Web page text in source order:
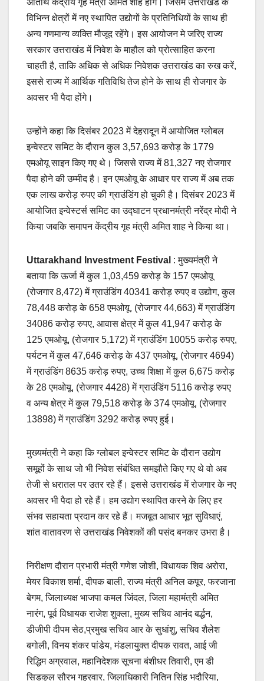
अतिथि केंद्रीय गृह मंत्री अमित शाह होंगे। जिसमें उत्तराखंड के
विभिन्न क्षेत्रों में नए स्थापित उद्योगों के प्रतिनिधियों के साथ ही
अन्य गणमान्य व्यक्ति मौजूद रहेंगे। इस आयोजन मे जरिए राज्य
सरकार उत्तराखंड में निवेश के माहौल को प्रोत्साहित करना
चाहती है, ताकि अधिक से अधिक निवेशक उत्तराखंड का रुख करें,
इससे राज्य में आर्थिक गतिविधि तेज होने के साथ ही रोजगार के
अवसर भी पैदा होंगे।
उन्होंने कहा कि दिसंबर 2023 में देहरादून में आयोजित ग्लोबल
इन्वेस्टर समिट के दौरान कुल 3,57,693 करोड़ के 1779
एमओयू साइन किए गए थे। जिससे राज्य में 81,327 नए रोजगार
पैदा होने की उम्मीद है। इन एमओयू के आधार पर राज्य में अब तक
एक लाख करोड़ रुपए की ग्राउंडिंग हो चुकी है। दिसंबर 2023 में
आयोजित इन्वेस्टर्स समिट का उद्घाटन प्रधानमंत्री नरेंद्र मोदी ने
किया जबकि समापन केंद्रीय गृह मंत्री अमित शाह ने किया था।
Uttarakhand Investment Festival : मुख्यमंत्री ने
बताया कि ऊर्जा में कुल 1,03,459 करोड़ के 157 एमओयू
(रोजगार 8,472) में ग्राउंडिंग 40341 करोड़ रुपए व उद्योग, कुल
78,448 करोड़ के 658 एमओयू, (रोजगार 44,663) में ग्राउंडिंग
34086 करोड़ रुपए, आवास क्षेत्र में कुल 41,947 करोड़ के
125 एमओयू, (रोजगार 5,172) में ग्राउंडिंग 10055 करोड़ रुपए,
पर्यटन में कुल 47,646 करोड़ के 437 एमओयू, (रोजगार 4694)
में ग्राउंडिंग 8635 करोड़ रुपए, उच्च शिक्षा में कुल 6,675 करोड़
के 28 एमओयू, (रोजगार 4428) में ग्राउंडिंग 5116 करोड़ रुपए
व अन्य क्षेत्र में कुल 79,518 करोड़ के 374 एमओयू, (रोजगार
13898) में ग्राउंडिंग 3292 करोड़ रुपए हुई।
मुख्यमंत्री ने कहा कि ग्लोबल इन्वेस्टर समिट के दौरान उद्योग
समूहों के साथ जो भी निवेश संबंधित समझौते किए गए थे वो अब
तेजी से धरातल पर उतर रहे हैं। इससे उत्तराखंड में रोजगार के नए
अवसर भी पैदा हो रहे हैं। हम उद्योग स्थापित करने के लिए हर
संभव सहायता प्रदान कर रहे हैं। मजबूत आधार भूत सुविधाएं,
शांत वातावरण से उत्तराखंड निवेशकों की पसंद बनकर उभरा है।
निरीक्षण दौरान प्रभारी मंत्री गणेश जोशी, विधायक शिव अरोरा,
मेयर विकाश शर्मा, दीपक बाली, राज्य मंत्री अनिल कपूर, फरजाना
बेगम, जिलाध्यक्ष भाजपा कमल जिंदल, जिला महामंत्री अमित
नारंग, पूर्व विधायक राजेश शुक्ला, मुख्य सचिव आनंद बर्द्धन,
डीजीपी दीपम सेठ,प्रमुख सचिव आर के सुधांशु, सचिव शैलेश
बगोली, विनय शंकर पांडेय, मंडलायुक्त दीपक रावत, आई जी
रिद्धिम अग्रवाल, महानिदेशक सूचना बंशीधर तिवारी, एम डी
सिडकुल सौरभ गहरवार, जिलाधिकारी नितिन सिंह भदौरिया,